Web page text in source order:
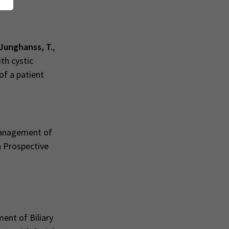
T.,
cystic
a patient
of
Prospective
of Biliary